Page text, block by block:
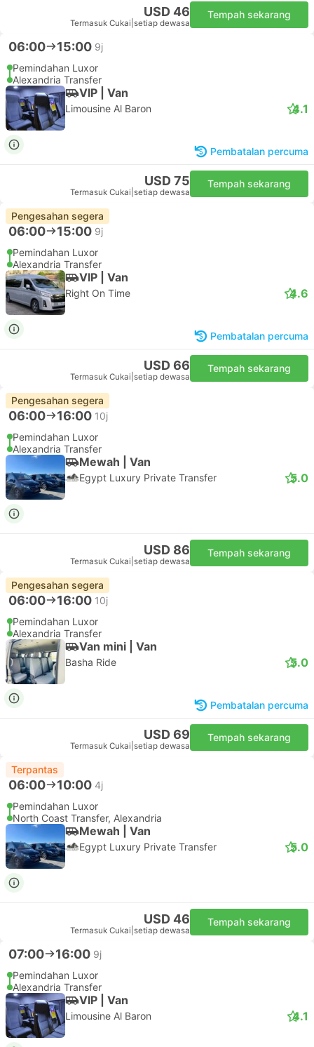
USD 46
Termasuk Cukai setiap dewasa
Tempah sekarang
06:00 15:00 9j
Pemindahan Luxor
Alexandria Transfer
VIP | Van
Limousine Al Baron 4.1
Pembatalan percuma
USD 75
Termasuk Cukai setiap dewasa
Tempah sekarang
Pengesahan segera
06:00 15:00 9j
Pemindahan Luxor
Alexandria Transfer
VIP | Van
Right On Time 4.6
Pembatalan percuma
USD 66
Termasuk Cukai setiap dewasa
Tempah sekarang
Pengesahan segera
06:00 16:00 10j
Pemindahan Luxor
Alexandria Transfer
Mewah | Van
Egypt Luxury Private Transfer 5.0
USD 86
Termasuk Cukai setiap dewasa
Tempah sekarang
Pengesahan segera
06:00 16:00 10j
Pemindahan Luxor
Alexandria Transfer
Van mini | Van
Basha Ride 5.0
Pembatalan percuma
USD 69
Termasuk Cukai setiap dewasa
Tempah sekarang
Terpantas
06:00 10:00 4j
Pemindahan Luxor
North Coast Transfer, Alexandria
Mewah | Van
Egypt Luxury Private Transfer 5.0
USD 46
Termasuk Cukai setiap dewasa
Tempah sekarang
07:00 16:00 9j
Pemindahan Luxor
Alexandria Transfer
VIP | Van
Limousine Al Baron 4.1